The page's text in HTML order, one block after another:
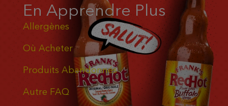
En Apprendre Plus
Allergènes
Où Acheter
Produits Abandonnés
Autre FAQ